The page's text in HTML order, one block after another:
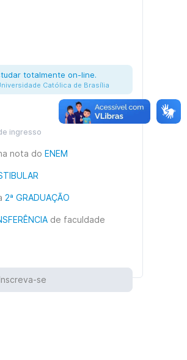
totalmente on-line.
Católica de Brasília
ingresso
nota doENEM
2ª GRADUAÇÃO
de faculdade
Inscreva-se